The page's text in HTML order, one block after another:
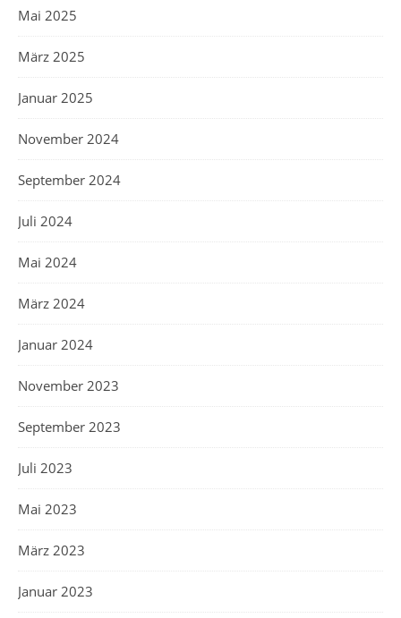
Mai 2025
März 2025
Januar 2025
November 2024
September 2024
Juli 2024
Mai 2024
März 2024
Januar 2024
November 2023
September 2023
Juli 2023
Mai 2023
März 2023
Januar 2023